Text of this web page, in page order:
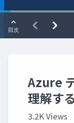
Azure
理解する
3.2K Views